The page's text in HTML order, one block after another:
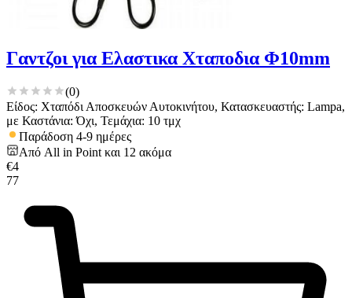
Γαντζοι για Ελαστικα Χταποδια Φ10mm
(0)
Είδος: Χταπόδι Αποσκευών Αυτοκινήτου, Κατασκευαστής: Lampa,
με Καστάνια: Όχι, Τεμάχια: 10 τμχ
Παράδοση 4-9 ημέρες
Από All in Point και 12 ακόμα
€4
77